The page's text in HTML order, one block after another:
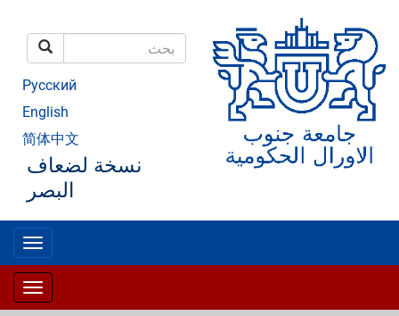
المحتوى
الرئيسي
بحث
Русский
English
简体中文
نسخة لضعاف
البصر